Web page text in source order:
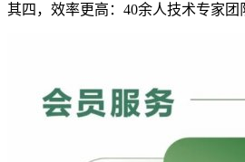
其四，效率更高：40余人技术专家